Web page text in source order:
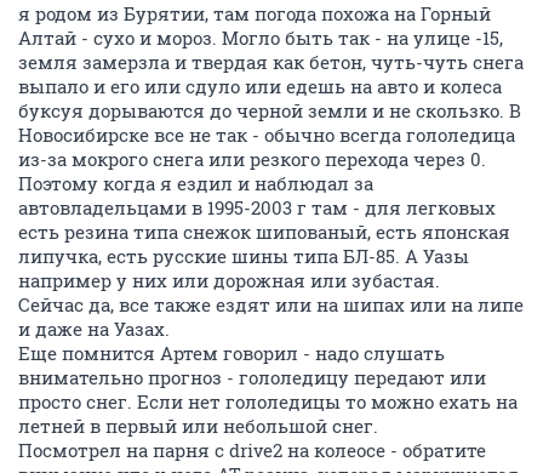
я родом из Бурятии, там погода похожа на Горный
Алтай - сухо и мороз. Могло быть так - на улице -15,
земля замерзла и твердая как бетон, чуть-чуть снега
выпало и его или сдуло или едешь на авто и колеса
буксуя дорываются до черной земли и не скользко. В
Новосибирске все не так - обычно всегда гололедица
из-за мокрого снега или резкого перехода через 0.
Поэтому когда я ездил и наблюдал за
автовладельцами в 1995-2003 г там - для легковых
есть резина типа снежок шипованый, есть японская
липучка, есть русские шины типа БЛ-85. А Уазы
например у них или дорожная или зубастая.
Сейчас да, все также ездят или на шипах или на липе
и даже на Уазах.
Еще помнится Артем говорил - надо слушать
внимательно прогноз - гололедицу передают или
просто снег. Если нет гололедицы то можно ехать на
летней в первый или небольшой снег.
Посмотрел на парня с drive2 на колеосе - обратите